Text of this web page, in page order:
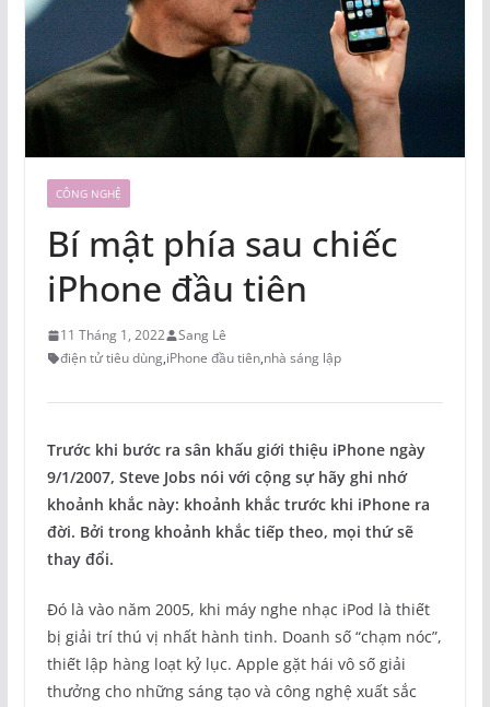
CÔNG NGHỆ
Bí mật phía sau chiếc
iPhone đầu tiên
11 Tháng 1, 2022
Sang Lê
điện tử tiêu dùng,iPhone đầu tiên,nhà sáng lập
Trước khi bước ra sân khấu giới thiệu iPhone ngày
9/1/2007, Steve Jobs nói với cộng sự hãy ghi nhớ
khoảnh khắc này: khoảnh khắc trước khi iPhone ra
đời. Bởi trong khoảnh khắc tiếp theo, mọi thứ sẽ
thay đổi.
Đó là vào năm 2005, khi máy nghe nhạc iPod là thiết
bị giải trí thú vị nhất hành tinh. Doanh số “chạm nóc”,
thiết lập hàng loạt kỷ lục. Apple gặt hái vô số giải
thưởng cho những sáng tạo và công nghệ xuất sắc